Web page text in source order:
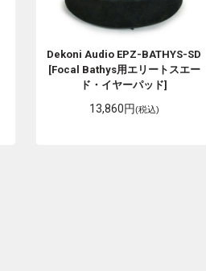
Dekoni Audio EPZ-BATHYS-SD
[Focal Bathys用エリートスエー
ド・イヤーパッド]
13,860円(税込)